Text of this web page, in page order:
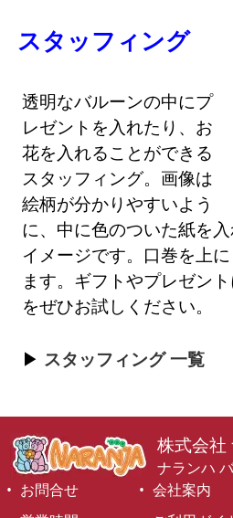
スタッフィング
透明なバルーンの中にプ
レゼントを入れたり、お
花を入れることができる
スタッフィング。画像は
絵柄が分かりやすいよう
に、中に色のついた紙を
イメージです。口巻を上
ます。ギフトやプレゼン
をぜひお試しください。
スタッフィング 一覧
株式会社
ナランハ
お問合せ
会社案内